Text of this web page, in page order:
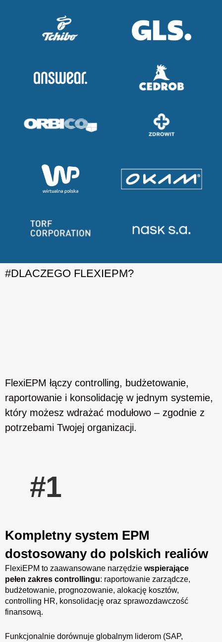
#DLACZEGO FLEXIEPM?
FlexiEPM łączy controlling, budżetowanie,
raportowanie i konsolidację w jednym systemie,
który możesz wdrażać modułowo – zgodnie z
potrzebami Twojej organizacji.
#1
Kompletny system EPM
dostosowany do polskich realiów
FlexiEPM to zaawansowane narzędzie wspierające
pełen zakres controllingu: raportowanie zarządcze,
budżetowanie, prognozowanie, alokację kosztów,
controlling HR, konsolidację oraz sprawozdawczość
finansową.
Funkcjonalnie dorównuje globalnym liderom (SAP,